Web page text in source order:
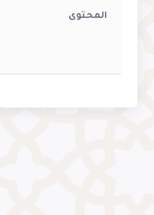
المحتوى